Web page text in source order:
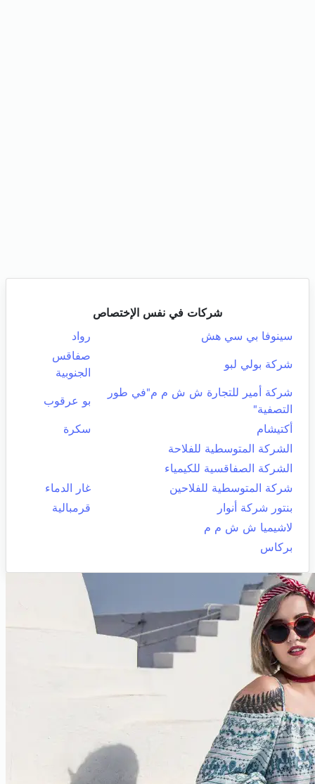
شركات في نفس الإختصاص
سينوفا بي سي هش
رواد
شركة بولي لبو
صفاقس
الجنوبية
شركة أمير للتجارة ش ش م م"في طور
التصفية"
بو عرقوب
أكتيشام
سكرة
الشركة المتوسطية للفلاحة
الشركة الصفاقسية للكيمياء
شركة المتوسطية للفلاحين
غار الدماء
بنتور شركة أنوار
قرمبالية
لاشيميا ش ش م م
بركاس